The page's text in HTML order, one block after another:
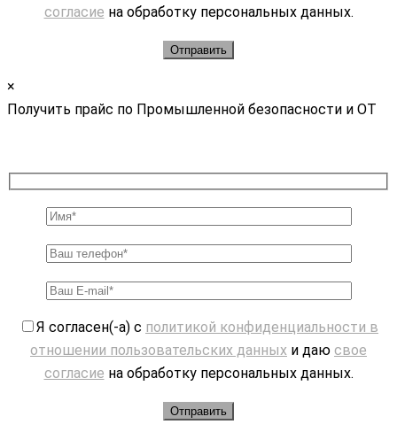
согласие на обработку персональных данных.
×
Получить прайс по Промышленной безопасности и ОТ
Я согласен(-а) с политикой конфиденциальности в
отношении пользовательских данных и даю свое
согласие на обработку персональных данных.